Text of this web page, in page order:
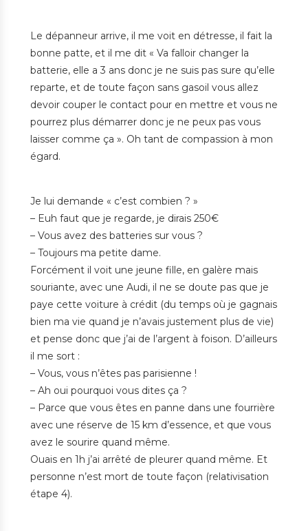
Le dépanneur arrive, il me voit en détresse, il fait la
bonne patte, et il me dit « Va falloir changer la
batterie, elle a 3 ans donc je ne suis pas sure qu’elle
reparte, et de toute façon sans gasoil vous allez
devoir couper le contact pour en mettre et vous ne
pourrez plus démarrer donc je ne peux pas vous
laisser comme ça ». Oh tant de compassion à mon
égard.
Je lui demande « c’est combien ? »
– Euh faut que je regarde, je dirais 250€
– Vous avez des batteries sur vous ?
– Toujours ma petite dame.
Forcément il voit une jeune fille, en galère mais
souriante, avec une Audi, il ne se doute pas que je
paye cette voiture à crédit (du temps où je gagnais
bien ma vie quand je n’avais justement plus de vie)
et pense donc que j’ai de l’argent à foison. D’ailleurs
il me sort :
– Vous, vous n’êtes pas parisienne !
– Ah oui pourquoi vous dites ça ?
– Parce que vous êtes en panne dans une fourrière
avec une réserve de 15 km d’essence, et que vous
avez le sourire quand même.
Ouais en 1h j’ai arrêté de pleurer quand même. Et
personne n’est mort de toute façon (relativisation
étape 4).